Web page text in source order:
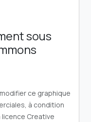
sous
ce graphique
à condition
Creative